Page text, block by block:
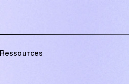
Ressources